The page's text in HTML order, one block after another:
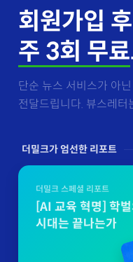
회원가입
주 3회 무료
단순 뉴스 서비스가 아
전달드립니다. 뷰스레터
더밀크가 엄선한 리포트
더밀크 스페셜 리포트
[AI 교육 혁명] 학
시대는 끝나는가